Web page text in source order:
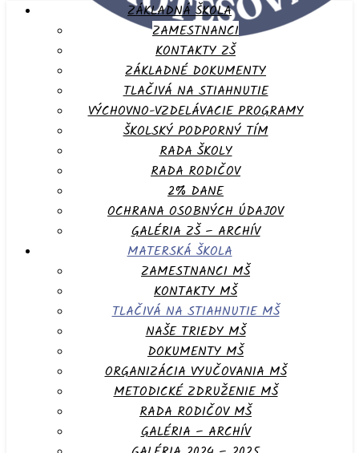
ZÁKLADNÁ ŠKOLA
ZAMESTNANCI
KONTAKTY ZŠ
ZÁKLADNÉ DOKUMENTY
TLAČIVÁ NA STIAHNUTIE
VÝCHOVNO-VZDELÁVACIE PROGRAMY
ŠKOLSKÝ PODPORNÝ TÍM
RADA ŠKOLY
RADA RODIČOV
2% DANE
OCHRANA OSOBNÝCH ÚDAJOV
GALÉRIA ZŠ – ARCHÍV
MATERSKÁ ŠKOLA
ZAMESTNANCI MŠ
KONTAKTY MŠ
TLAČIVÁ NA STIAHNUTIE MŠ
NAŠE TRIEDY MŠ
DOKUMENTY MŠ
ORGANIZÁCIA VYUČOVANIA MŠ
METODICKÉ ZDRUŽENIE MŠ
RADA RODIČOV MŠ
GALÉRIA – ARCHÍV